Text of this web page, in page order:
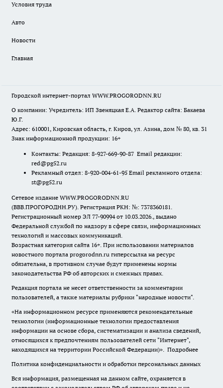
Условия труда
Авто
Новости
Главная
Городской интернет-портал WWW.PROGORODNN.RU
О компании: Учредитель: ИП Звеняцкая Е.А. Редактор сайта: Бакаева
Ю.Г.
Адрес: 610001, Кировская область, г. Киров, ул. Азина, дом № 80, кв. 31
Знак информационной продукции: 16+
Контакты: Редакция: 8-927-669-90-87 Email редакции:
red@pg52.ru
Рекламный отдел: 8-920-004-61-95 Email рекламного отдела:
st@pg52.ru
Сетевое издание WWW.PROGORODNN.RU
(ВВВ.ПРОГОРОДНН.РУ). Регистрация РКН: №: 7378360181.
Регистрационный номер ЭЛ 77-90994 от 10.03.2026., выдано
Федеральной службой по надзору в сфере связи, информационных
технологий и массовых коммуникаций.
Возрастная категория сайта 16+. При использовании материалов
новостного портала progorodnn.ru гиперссылка на ресурс
обязательна, в противном случае будут применены нормы
законодательства РФ об авторских и смежных правах.
Редакция портала не несет ответственности за комментарии
пользователей, а также материалы рубрики "народные новости".
«На информационном ресурсе применяются рекомендательные
технологии (информационные технологии предоставления
информации на основе сбора, систематизации и анализа сведений,
относящихся к предпочтениям пользователей сети "Интернет",
находящихся на территории Российской Федерации)». Подробнее
Политика конфиденциальности и обработки персональных данных
Вся информация, размещенная на данном сайте, охраняется в